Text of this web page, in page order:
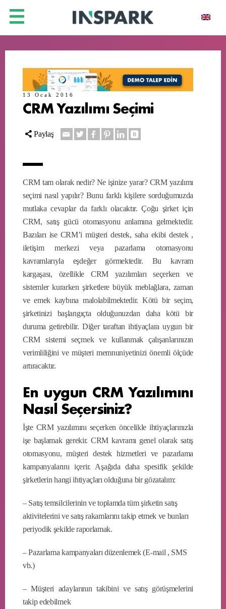
13 Ocak 2016
CRM Yazılımı Seçimi
Paylaş
CRM tam olarak nedir? Ne işinize yarar? CRM yazılımı
seçimi nasıl yapılır? Bunu farklı kişilere sorduğumuzda
mutlaka cevaplar da farklı olacaktır. Çoğu şirket için
CRM, satış gücü otomasyonu anlamına gelmektedir.
Bazıları ise CRM’i müşteri destek, saha ekibi destek ,
iletişim merkezi veya pazarlama otomasyonu
kavramlarıyla eşdeğer görmektedir. Bu kavram
kargaşası, özellikle CRM yazılımları seçerken ve
sistemler kurarken şirketlere büyük meblağlara, zaman
ve emek kaybına malolabilmektedir. Kötü bir seçim,
şirketinizi başlangıçta olduğunuzdan daha kötü bir
duruma getirebilir. Diğer taraftan ihtiyaçlara uygun bir
CRM sistemi seçmek ve kullanmak çalışanlarınızın
verimliliğini ve müşteri memnuniyetinizi önemli ölçüde
artıracaktır.
En uygun CRM Yazılımını
Nasıl Seçersiniz?
İşte CRM yazılımını seçerken öncelikle ihtiyaçlarınızla
işe başlamak gerekir. CRM kavramı genel olarak satış
otomasyonu, müşteri destek hizmetleri ve pazarlama
kampanyalarını içerir. Aşağıda daha spesifik şekilde
şirketlerin hangi ihtiyaçları olduğuna bir gözatalım:
– Satış temsilcilerinin ve toplamda tüm şirketin satış
aktivitelerini ve satış rakamlarını takip etmek ve bunları
periyodik şekilde raporlamak.
– Pazarlama kampanyaları düzenlemek (E-mail , SMS
vb.)
– Müşteri adaylarının takibini ve satış görüşmelerini
takip edebilmek